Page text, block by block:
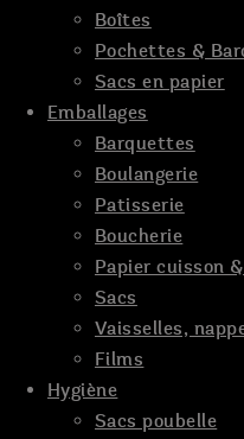
Boîtes
Pochettes &
Sacs en papier
Emballages
Barquettes
Boulangerie
Patisserie
Boucherie
Papier cuisson
Sacs
Vaisselles,
Films
Hygiène
Sacs poubelle